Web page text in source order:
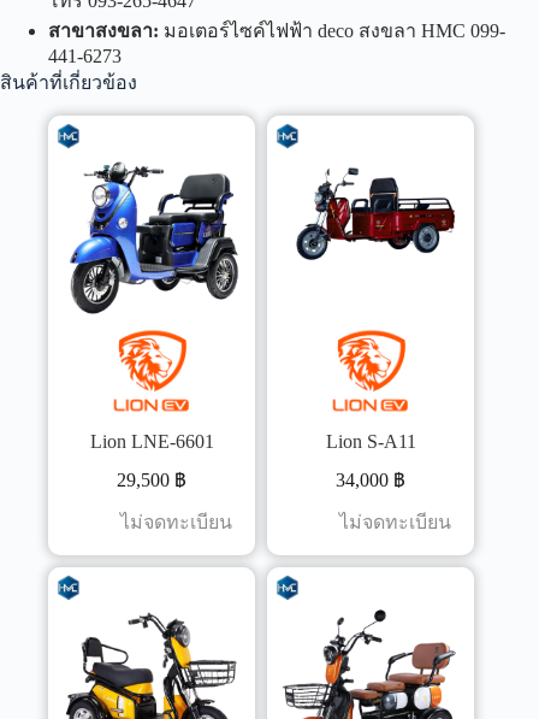
สาขาสงขลา: มอเตอร์ไซค์ไฟฟ้า deco สงขลา HMC 099-
441-6273
สินค้าที่เกี่ยวข้อง
Lion LNE-6601
29,500 ฿
ไม่จดทะเบียน
Lion S-A11
34,000 ฿
ไม่จดทะเบียน